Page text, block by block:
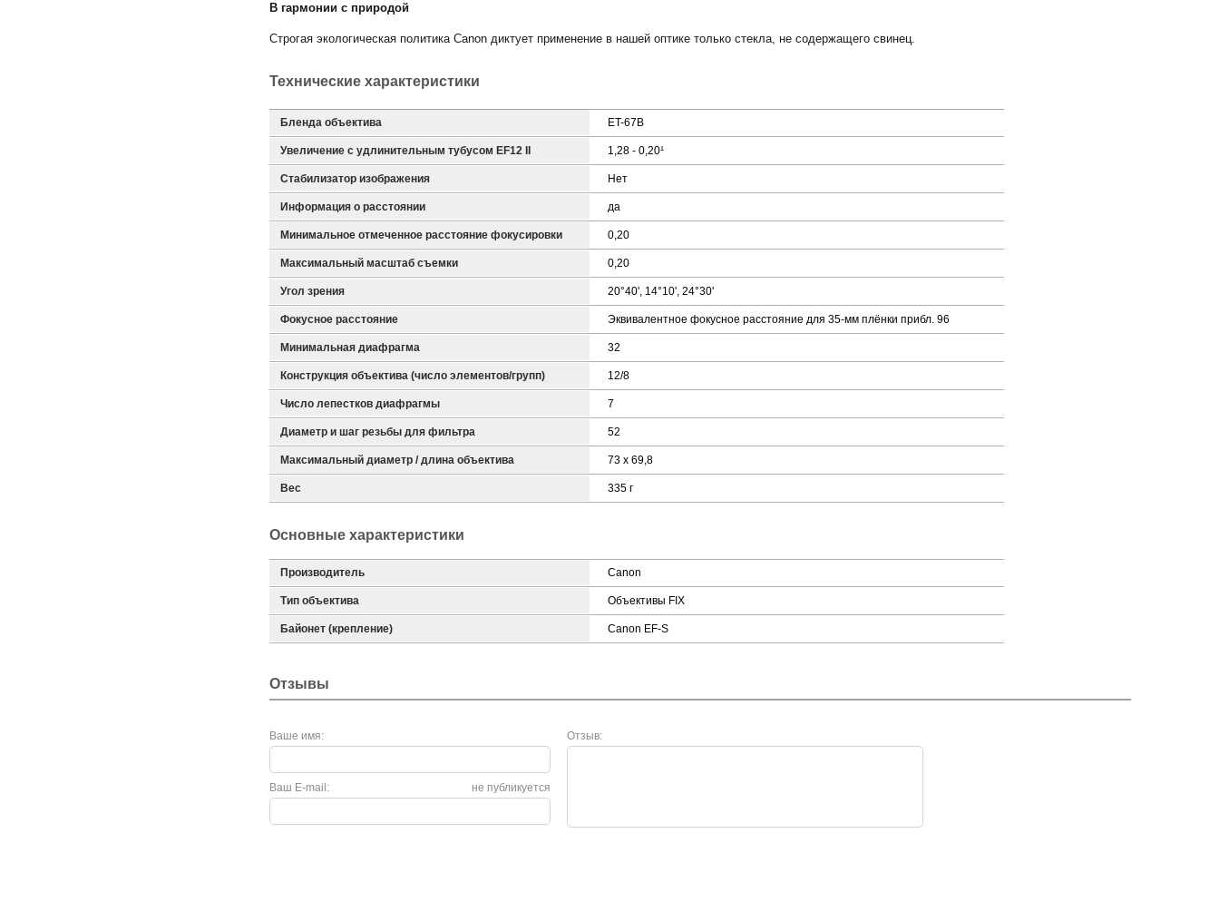
В гармонии с природой
Строгая экологическая политика Canon диктует применение в нашей оптике только стекла, не содержащего свинец.
Технические характеристики
Бленда объектива ET-67B
Увеличение с удлинительным тубусом EF12 II 1,28 - 0,20¹
Стабилизатор изображения Нет
Информация о расстоянии да
Минимальное отмеченное расстояние фокусировки 0,20
Максимальный масштаб съемки 0,20
Угол зрения 20°40', 14°10', 24°30'
Фокусное расстояние Эквивалентное фокусное расстояние для 35-мм плёнки прибл. 96
Минимальная диафрагма 32
Конструкция объектива (число элементов/групп) 12/8
Число лепестков диафрагмы 7
Диаметр и шаг резьбы для фильтра 52
Максимальный диаметр / длина объектива 73 x 69,8
Вес 335 г
Основные характеристики
Производитель Canon
Тип объектива Объективы FIX
Байонет (крепление) Canon EF-S
Отзывы
Ваше имя: Отзыв:
не публикуется
Ваш E-mail: